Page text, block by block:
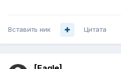
Вставить ник Цитата